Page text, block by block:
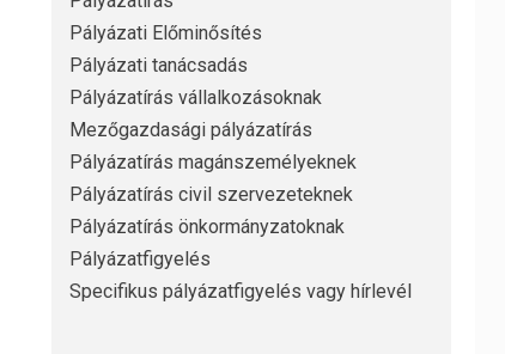
Pályázati Előminősítés
Pályázati tanácsadás
Pályázatírás vállalkozásoknak
Mezőgazdasági pályázatírás
Pályázatírás magánszemélyeknek
Pályázatírás civil szervezeteknek
Pályázatírás önkormányzatoknak
Pályázatfigyelés
Specifikus pályázatfigyelés vagy hírlevél